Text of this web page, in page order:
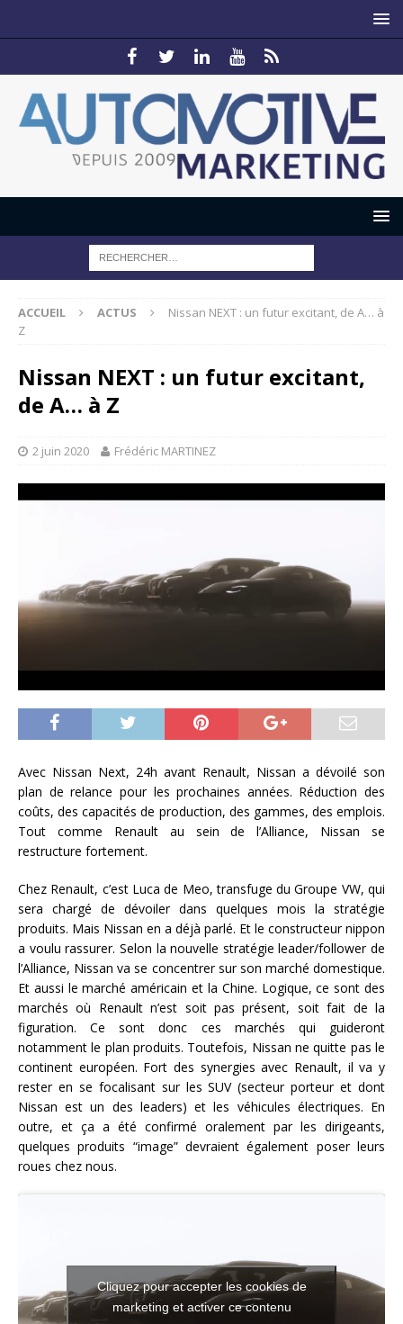
ACCUEIL ACTUS
Nissan NEXT : un futur excitant, de A… à
Z
Nissan NEXT : un futur excitant,
de A… à Z
2 juin 2020 Frédéric MARTINEZ
Avec Nissan Next, 24h avant Renault, Nissan a dévoilé son
plan de relance pour les prochaines années. Réduction des
coûts, des capacités de production, des gammes, des emplois.
Tout comme Renault au sein de l’Alliance, Nissan se
restructure fortement.
Chez Renault, c’est Luca de Meo, transfuge du Groupe VW, qui
sera chargé de dévoiler dans quelques mois la stratégie
produits. Mais Nissan en a déjà parlé. Et le constructeur nippon
a voulu rassurer. Selon la nouvelle stratégie leader/follower de
l’Alliance, Nissan va se concentrer sur son marché domestique.
Et aussi le marché américain et la Chine. Logique, ce sont des
marchés où Renault n’est soit pas présent, soit fait de la
figuration. Ce sont donc ces marchés qui guideront
notamment le plan produits. Toutefois, Nissan ne quitte pas le
continent européen. Fort des synergies avec Renault, il va y
rester en se focalisant sur les SUV (secteur porteur et dont
Nissan est un des leaders) et les véhicules électriques. En
outre, et ça a été confirmé oralement par les dirigeants,
quelques produits “image” devraient également poser leurs
roues chez nous.
Cliquez pour accepter les cookies de
marketing et activer ce contenu